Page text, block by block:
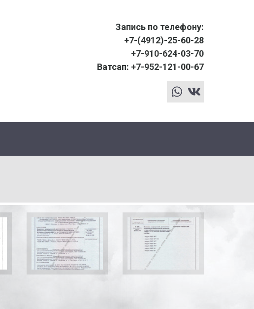
Запись по телефону:
+7-(4912)-25-60-28
+7-910-624-03-70
Ватсап: +7-952-121-00-67
whatsapp
vk